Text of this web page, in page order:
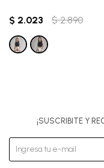
$ 2.023 $ 2.890
¡SUSCRIBITE Y